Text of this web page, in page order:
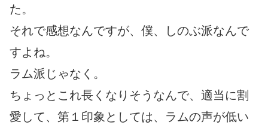
た。
それで感想なんですが、僕、しのぶ派なんで
すよね。
ラム派じゃなく。
ちょっとこれ長くなりそうなんで、適当に割
愛して、第１印象としては、ラムの声が低い